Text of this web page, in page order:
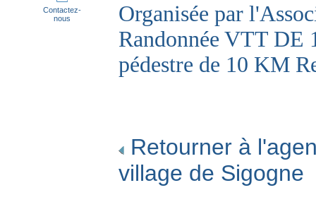
Contactez-
nous
Organisée par
Randonnée VTT DE
pédestre de 10 KM
Retourner à
village de Sigogne